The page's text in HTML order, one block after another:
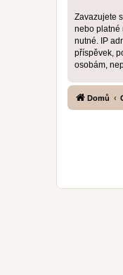
Zavazujete
nebo platné
nutné. IP
příspěvek,
osobám,
Domů